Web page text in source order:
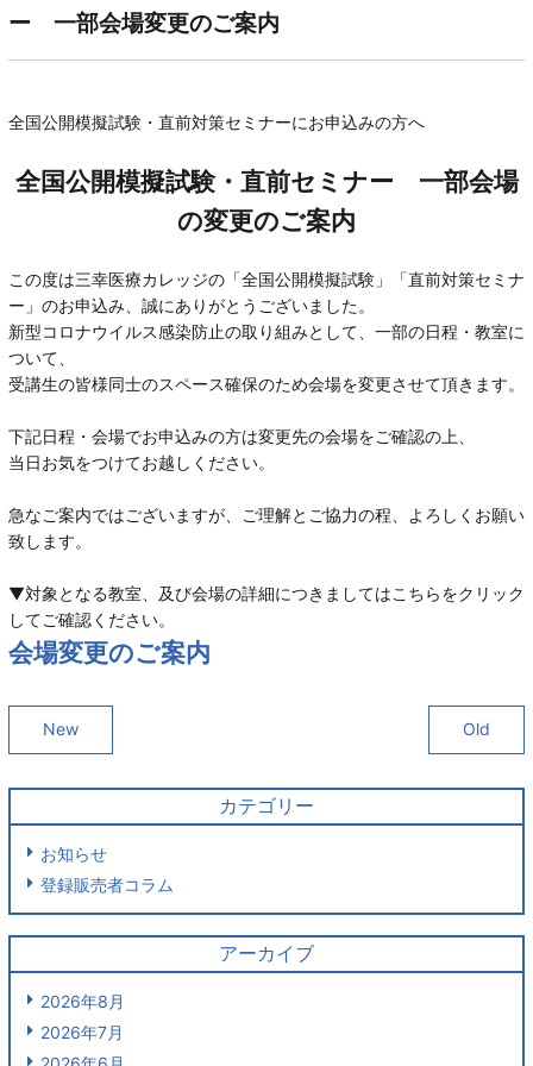
ー 一部会場変更のご案内
全国公開模擬試験・直前対策セミナーにお申込みの方へ
全国公開模擬試験・直前セミナー 一部会場
の変更のご案内
この度は三幸医療カレッジの「全国公開模擬試験」「直前対策セミナ
ー」のお申込み、誠にありがとうございました。
新型コロナウイルス感染防止の取り組みとして、一部の日程・教室に
ついて、
受講生の皆様同士のスペース確保のため会場を変更させて頂きます。
下記日程・会場でお申込みの方は変更先の会場をご確認の上、
当日お気をつけてお越しください。
急なご案内ではございますが、ご理解とご協力の程、よろしくお願い
致します。
▼対象となる教室、及び会場の詳細につきましてはこちらをクリック
してご確認ください。
会場変更のご案内
New Old
カテゴリー
お知らせ
登録販売者コラム
アーカイブ
2026年8月
2026年7月